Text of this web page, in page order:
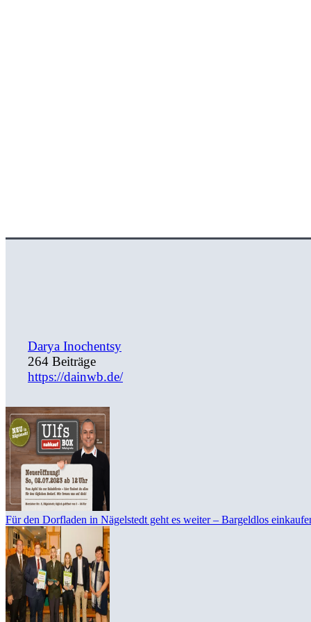
Darya Inochentsy
264 Beiträge
https://dainwb.de/
Für den Dorfladen in Nägelstedt geht es weiter – Bargeldlos